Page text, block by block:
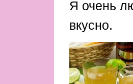
Я очень
вкусно.